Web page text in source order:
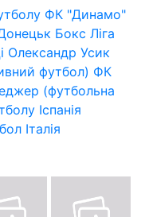
ФК "Динамо"
Бокс Ліга
Олександр Усик
футбол) ФК
(футбольна
Іспанія
Італія